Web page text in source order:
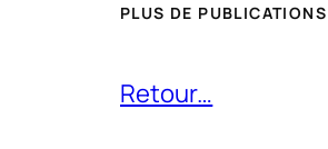
PLUS DE PUBLICATIONS
Retour…